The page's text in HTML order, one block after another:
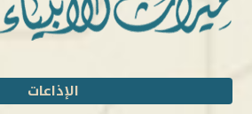
الإذاعات